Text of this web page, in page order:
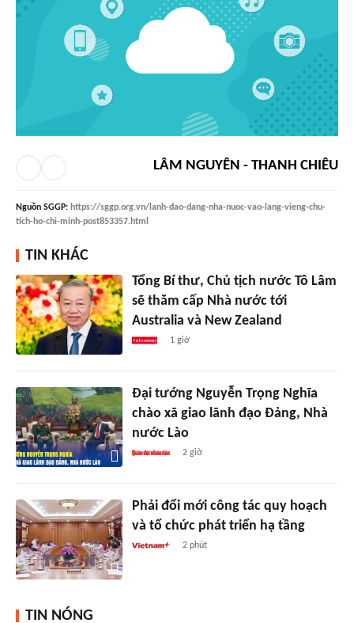
LÂM NGUYÊN - THANH CHIÊU
Nguồn SGGP: https://sggp.org.vn/lanh-dao-dang-nha-nuoc-vao-lang-vieng-chu-
tich-ho-chi-minh-post853357.html
TIN KHÁC
Tổng Bí thư, Chủ tịch nước Tô Lâm
sẽ thăm cấp Nhà nước tới
Australia và New Zealand
1 giờ
Đại tướng Nguyễn Trọng Nghĩa
chào xã giao lãnh đạo Đảng, Nhà
nước Lào
2 giờ
Phải đổi mới công tác quy hoạch
và tổ chức phát triển hạ tầng
2 phút
TIN NÓNG